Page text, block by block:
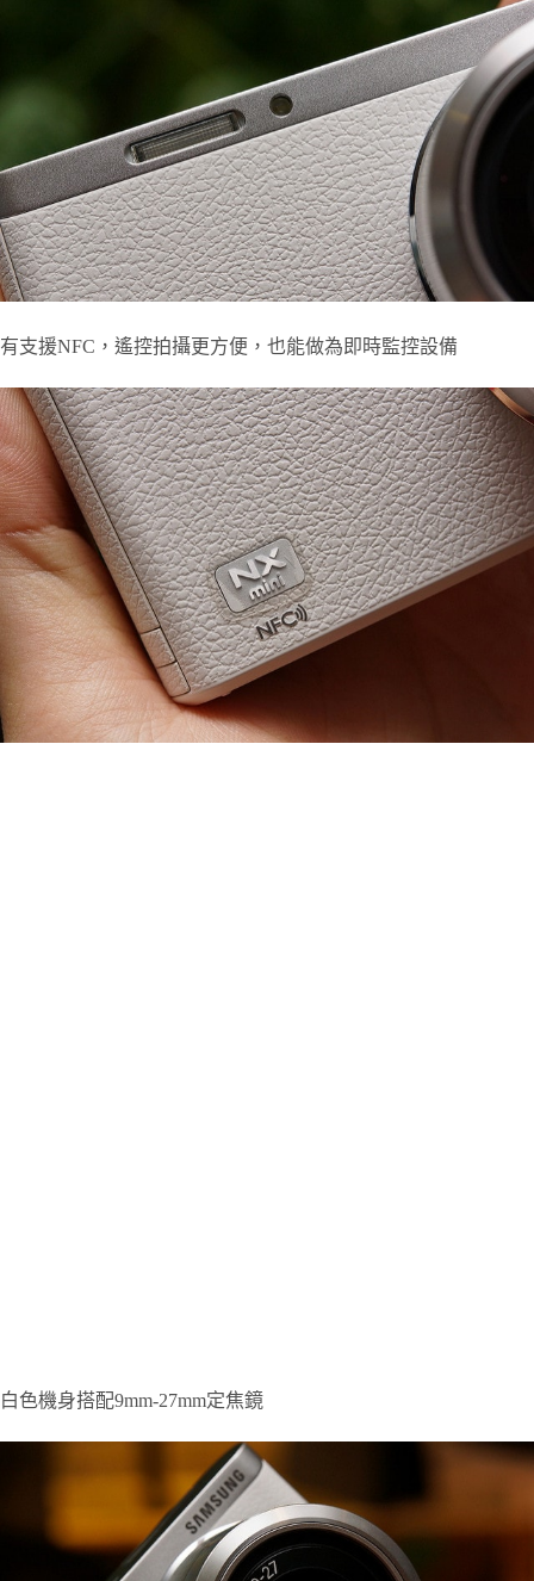
有支援NFC，遙控拍攝更方便，也能做為即時監控設備
白色機身搭配9mm-27mm定焦鏡